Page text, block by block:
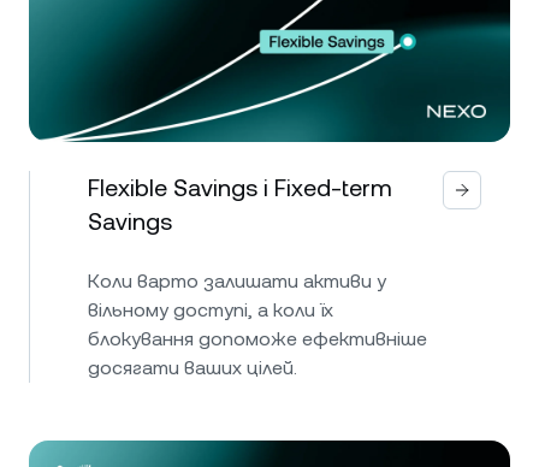
Flexible Savings і Fixed-term
Savings
Коли варто залишати активи у
вільному доступі, а коли їх
блокування допоможе ефективніше
досягати ваших цілей.